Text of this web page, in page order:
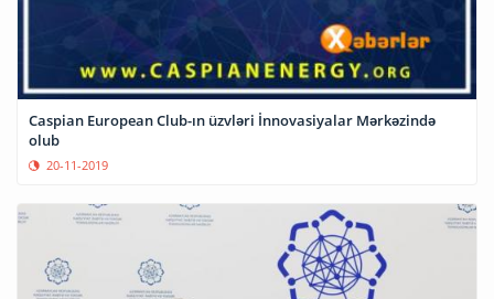
Caspian European Club-ın üzvləri İnnovasiyalar Mərkəzində
olub
20-11-2019